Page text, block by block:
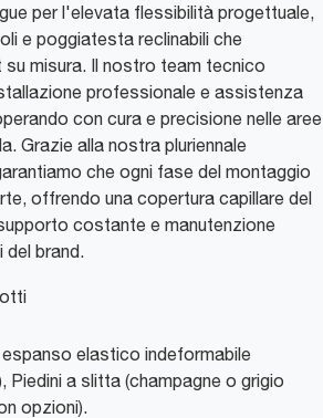
per l'elevata flessibilità progettuale,
e poggiatesta reclinabili che
misura. Il nostro team tecnico
professionale e assistenza
con cura e precisione nelle aree
Grazie alla nostra pluriennale
che ogni fase del montaggio
offrendo una copertura capillare del
costante e manutenzione
brand.
elastico indeformabile
Piedini a slitta (champagne o grigio
opzioni).